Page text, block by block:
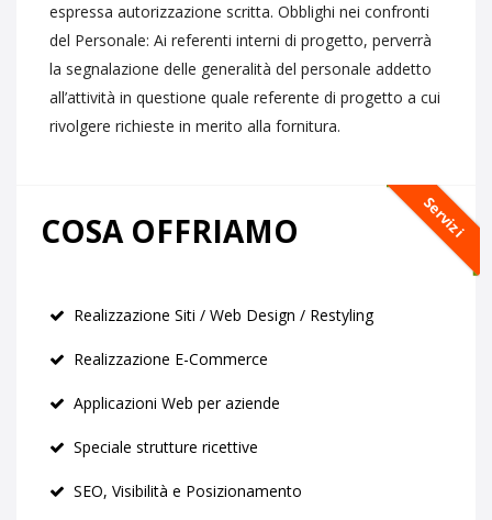
espressa autorizzazione scritta. Obblighi nei confronti
del Personale: Ai referenti interni di progetto, perverrà
la segnalazione delle generalità del personale addetto
all’attività in questione quale referente di progetto a cui
rivolgere richieste in merito alla fornitura.
Servizi
COSA OFFRIAMO
Realizzazione Siti / Web Design / Restyling
Realizzazione E-Commerce
Applicazioni Web per aziende
Speciale strutture ricettive
SEO, Visibilità e Posizionamento